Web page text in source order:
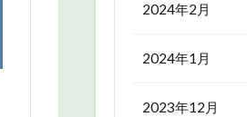
2024年2月
2024年1月
2023年12月